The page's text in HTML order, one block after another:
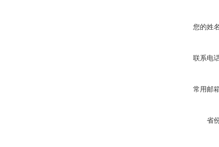
您的姓
联系电
常用邮
省